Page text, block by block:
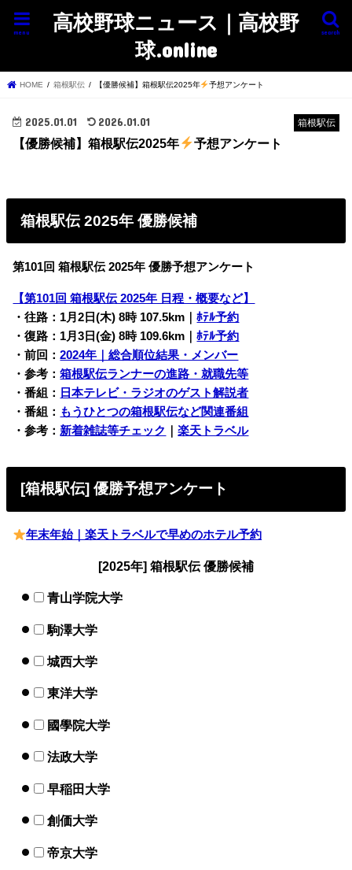
高校野球ニュース｜高校野
球.online
search
menu
HOME 箱根駅伝 【優勝候補】箱根駅伝2025年 予想アンケート
箱根駅伝
2025.01.01 2026.01.01
【優勝候補】箱根駅伝2025年 予想アンケート
箱根駅伝 2025年 優勝候補
第101回 箱根駅伝 2025年 優勝予想アンケート
【第101回 箱根駅伝 2025年 日程・概要など】
・往路：1月2日(木) 8時 107.5km｜ﾎﾃﾙ予約
・復路：1月3日(金) 8時 109.6km｜ﾎﾃﾙ予約
・前回：2024年｜総合順位結果・メンバー
・参考：箱根駅伝ランナーの進路・就職先等
・番組：
日本テレビ・ラジオのゲスト解説者
・番組： もうひとつの箱根駅伝など関連番組
・参考： 新着雑誌等チェック ｜楽天トラベル
[箱根駅伝] 優勝予想アンケート
年末年始｜楽天トラベルで早めのホテル予約
[2025年] 箱根駅伝 優勝候補
青山学院大学
駒澤大学
城西大学
東洋大学
國學院大学
法政大学
早稲田大学
創価大学
帝京大学